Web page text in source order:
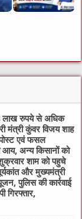
8 लाख रुपये से अधिक
मंत्री कुंवर विजय शाह
एवं फसल
आय, अन्य किसानों को
शाम को पहुचे
और मुख्यमंत्री
पुलिस की कार्रवाई
गिरफ्तार,